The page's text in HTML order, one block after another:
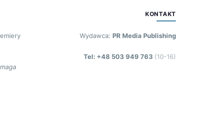
KONTAKT
Wydawca: PR Media Publishing
Tel: +48 503 949 763 (10-16)